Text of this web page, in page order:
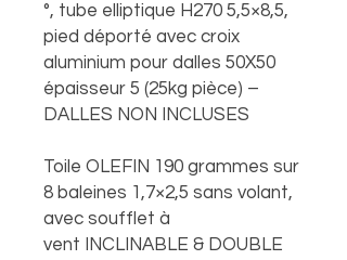
°, tube elliptique H270 5,5×8,5,
pied déporté avec croix
aluminium pour dalles 50X50
épaisseur 5 (25kg pièce) –
DALLES NON INCLUSES
Toile OLEFIN 190 grammes sur
8 baleines 1,7×2,5 sans volant,
avec soufflet à
vent INCLINABLE & DOUBLE